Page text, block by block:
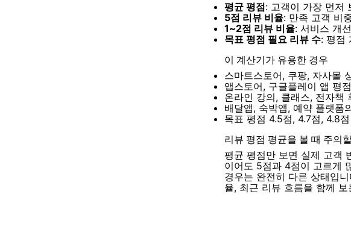
평균 평점: 고객이 가장 먼저
5점 리뷰 비율: 만족 고객 비
1~2점 리뷰 비율: 서비스 개
목표 평점 필요 리뷰 수: 평점
이 계산기가 유용한 경우
스마트스토어, 쿠팡, 자사몰
앱스토어, 구글플레이 앱 평
온라인 강의, 클래스, 전자책
배달앱, 숙박앱, 예약 플랫폼
목표 평점 4.5점, 4.7점, 4.8
리뷰 평점 평균을 볼 때 주의
평균 평점만 보면 실제 고객
이어도 5점과 4점이 고르게
경우는 완전히 다른 상태입
율, 최근 리뷰 흐름을 함께